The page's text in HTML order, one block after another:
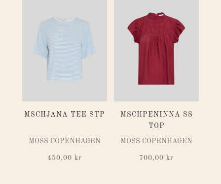
MSCHJANA TEE STP
MOSS COPENHAGEN
450,00 kr
MSCHPENINNA SS
TOP
MOSS COPENHAGEN
700,00kr